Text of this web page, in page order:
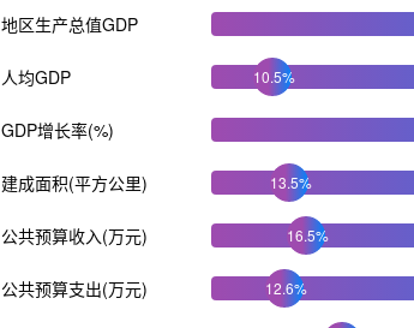
地区生产总值GDP
人均GDP 10.5%
GDP增长率(%)
建成面积(平方公里) 13.5%
公共预算收入(万元) 16.5%
公共预算支出(万元) 12.6%